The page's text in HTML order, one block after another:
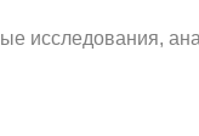
исследования,